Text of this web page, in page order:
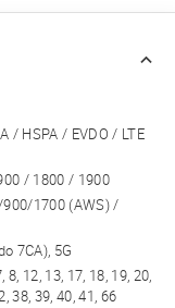
/ HSPA / EVDO / LTE
/ 1800 / 1900
900/1700 (AWS) /
7CA), 5G
8, 12, 13, 17, 18, 19, 20,
38, 39, 40, 41, 66